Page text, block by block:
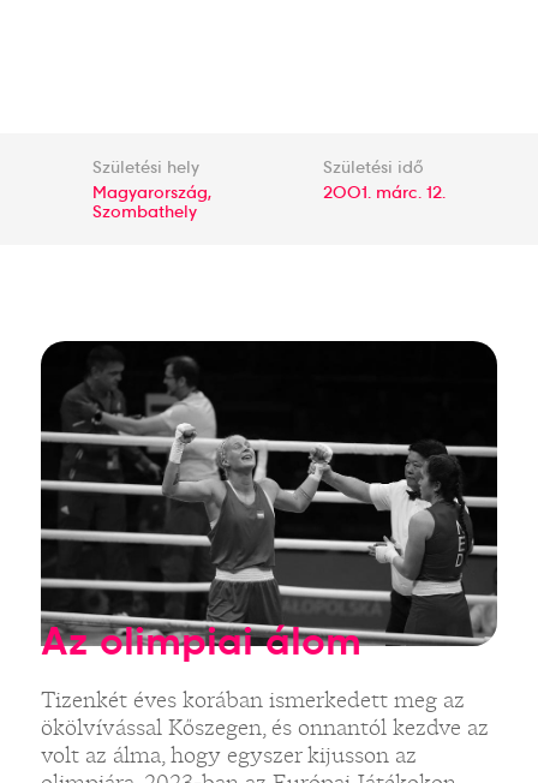
Születési hely
Magyarország,
Szombathely
Születési idő
2001. márc. 12.
Az olimpiai álom
Tizenkét éves korában ismerkedett meg az
ökölvívással Kőszegen, és onnantól kezdve az
volt az álma, hogy egyszer kijusson az